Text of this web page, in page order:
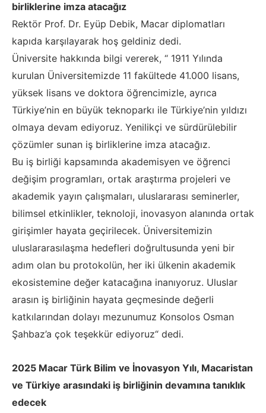
birliklerine imza atacağız
Rektör Prof. Dr. Eyüp Debik, Macar diplomatları
kapıda karşılayarak hoş geldiniz dedi.
Üniversite hakkında bilgi vererek, “ 1911 Yılında
kurulan Üniversitemizde 11 fakültede 41.000 lisans,
yüksek lisans ve doktora öğrencimizle, ayrıca
Türkiye’nin en büyük teknoparkı ile Türkiye’nin yıldızı
olmaya devam ediyoruz. Yenilikçi ve sürdürülebilir
çözümler sunan iş birliklerine imza atacağız.
Bu iş birliği kapsamında akademisyen ve öğrenci
değişim programları, ortak araştırma projeleri ve
akademik yayın çalışmaları, uluslararası seminerler,
bilimsel etkinlikler, teknoloji, inovasyon alanında ortak
girişimler hayata geçirilecek. Üniversitemizin
uluslararasılaşma hedefleri doğrultusunda yeni bir
adım olan bu protokolün, her iki ülkenin akademik
ekosistemine değer katacağına inanıyoruz. Uluslar
arasın iş birliğinin hayata geçmesinde değerli
katkılarından dolayı mezunumuz Konsolos Osman
Şahbaz’a çok teşekkür ediyoruz“ dedi.
2025 Macar Türk Bilim ve İnovasyon Yılı, Macaristan
ve Türkiye arasındaki iş birliğinin devamına tanıklık
edecek